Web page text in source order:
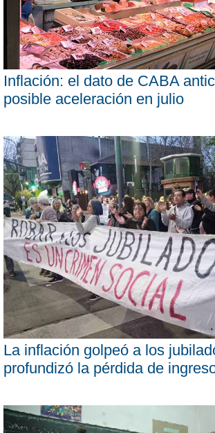
Inflación: el dato de CABA
posible aceleración en julio
La inflación golpeó a los
profundizó la pérdida de